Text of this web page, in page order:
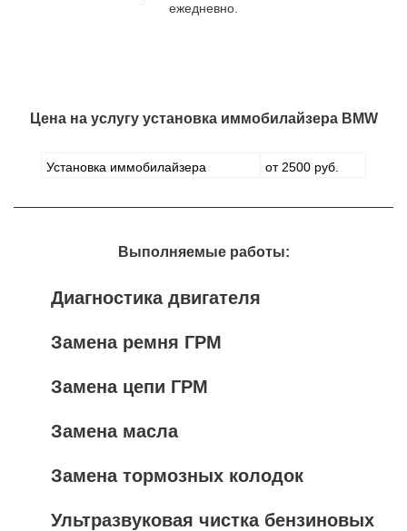
ежедневно.
Цена на услугу установка иммобилайзера BMW
Установка иммобилайзера от 2500 руб.
Выполняемые работы:
Диагностика двигателя
Замена ремня ГРМ
Замена цепи ГРМ
Замена масла
Замена тормозных колодок
Ультразвуковая чистка бензиновых